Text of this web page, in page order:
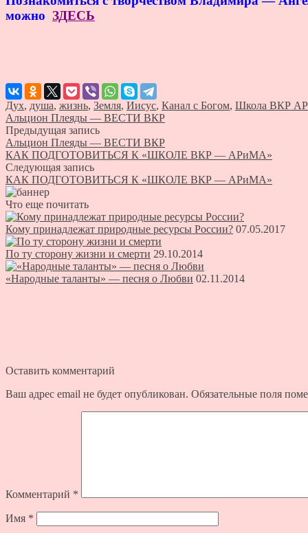
можно ЗДЕСЬ
Дух, душа, жизнь, Земля, Иисус, Канал с Богом, Школа ВКР
Альцион Плеяды — ВЕСТИ ВКР
Предыдущая запись
Альцион Плеяды — ВЕСТИ ВКР
КАК ПОДГОТОВИТЬСЯ К «ШКОЛЕ ВКР — АРиМА»
Следующая запись
КАК ПОДГОТОВИТЬСЯ К «ШКОЛЕ ВКР — АРиМА»
Что еще почитать
Кому принадлежат природные ресурсы России? 07.05.2017
По ту сторону жизни и смерти 29.10.2014
«Народные таланты» — песня о Любви 02.11.2014
Оставить комментарий
Ваш адрес email не будет опубликован. Обязательные поля
Комментарий *
Имя *